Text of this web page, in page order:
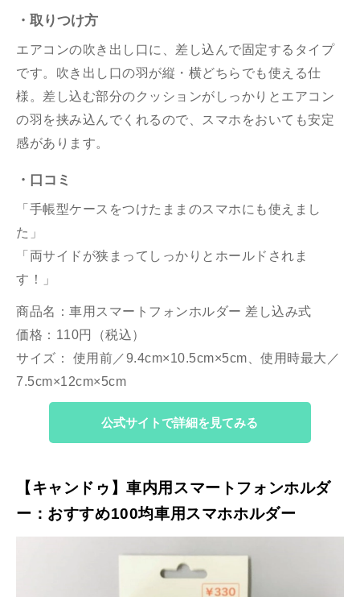
・取りつけ方
エアコンの吹き出し口に、差し込んで固定するタイプ
です。吹き出し口の羽が縦・横どちらでも使える仕
様。差し込む部分のクッションがしっかりとエアコン
の羽を挟み込んでくれるので、スマホをおいても安定
感があります。
・口コミ
「手帳型ケースをつけたままのスマホにも使えまし
た」
「両サイドが狭まってしっかりとホールドされま
す！」
商品名：車用スマートフォンホルダー 差し込み式
価格：110円（税込）
サイズ： 使用前／9.4cm×10.5cm×5cm、使用時最大／
7.5cm×12cm×5cm
公式サイトで詳細を見てみる
【キャンドゥ】車内用スマートフォンホルダ
ー：おすすめ100均車用スマホホルダー